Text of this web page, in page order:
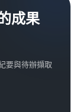
成果
要與待辦擷取